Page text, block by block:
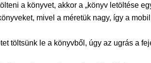
a könyvet, akkor a „könyv letöltése
mivel a méretük nagy, így a
töltsünk le a könyvből, úgy az ugrás a